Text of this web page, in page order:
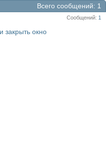
Всего сообщений 1
Сообщений 1
закрыть окно